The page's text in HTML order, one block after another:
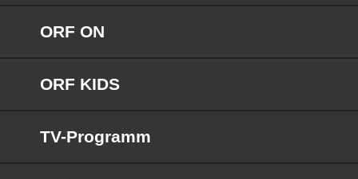
ORF ON
ORF KIDS
TV-Programm